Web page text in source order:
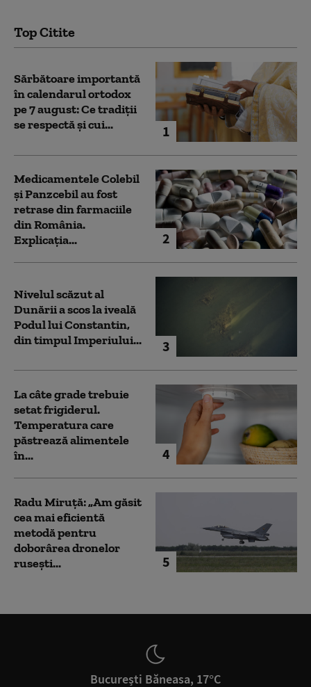
Top Citite
1
Sărbătoare importantă
în calendarul ortodox
pe 7 august: Ce tradiții
se respectă și cui...
2
Medicamentele Colebil
și Panzcebil au fost
retrase din farmaciile
din România.
Explicația...
3
Nivelul scăzut al
Dunării a scos la iveală
Podul lui Constantin,
din timpul Imperiului...
4
La câte grade trebuie
setat frigiderul.
Temperatura care
păstrează alimentele
în...
5
Radu Miruță: „Am găsit
cea mai eficientă
metodă pentru
doborârea dronelor
rusești...
București Băneasa, 17°C